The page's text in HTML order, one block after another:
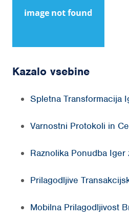
Kazalo vsebine
Spletna Transformacija
Varnostni Protokoli in
Raznolika Ponudba Iger
Prilagodljive
Mobilna Prilagodljivost